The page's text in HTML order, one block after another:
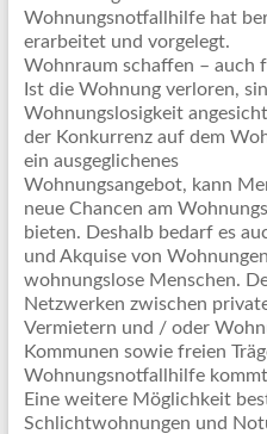
Wohnungsnotfallhilfe hat
erarbeitet und vorgelegt.
Wohnraum schaffen – auch
Ist die Wohnung verloren,
Wohnungslosigkeit
der Konkurrenz auf dem
ein ausgeglichenes
Wohnungsangebot, kann
neue Chancen am
bieten. Deshalb bedarf es
und Akquise von
wohnungslose Menschen.
Netzwerken zwischen
Vermietern und / oder
Kommunen sowie freien
Wohnungsnotfallhilfe
Eine weitere Möglichkeit
Schlichtwohnungen und